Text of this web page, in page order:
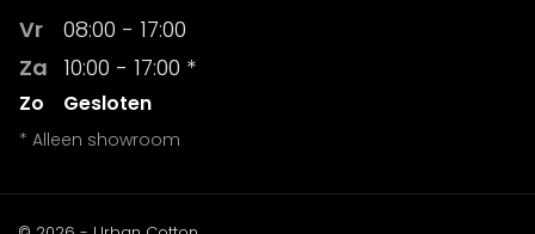
Vr
08:00 - 17:00
Za 10:00 - 17:00 *
Zo Gesloten
* Alleen showroom